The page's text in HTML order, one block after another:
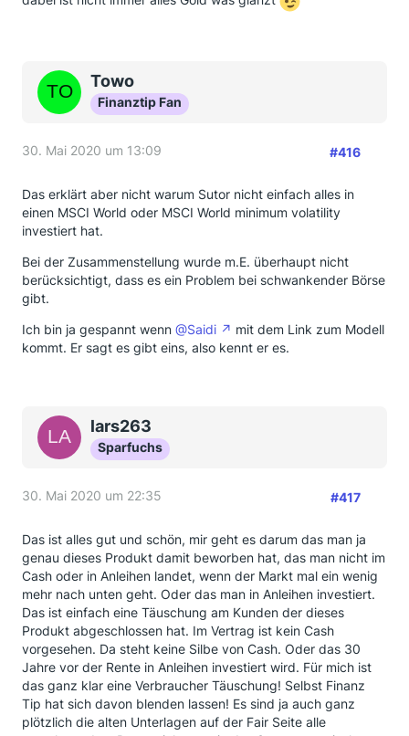
Towo
Finanztip Fan
30. Mai 2020 um 13:09 #416
Das erklärt aber nicht warum Sutor nicht einfach alles in
einen MSCI World oder MSCI World minimum volatility
investiert hat.
Bei der Zusammenstellung wurde m.E. überhaupt nicht
berücksichtigt, dass es ein Problem bei schwankender Börse
gibt.
Ich bin ja gespannt wenn @Saidi
mit dem Link zum Modell
kommt. Er sagt es gibt eins, also kennt er es.
lars263
Sparfuchs
30. Mai 2020 um 22:35 #417
Das ist alles gut und schön, mir geht es darum das man ja
genau dieses Produkt damit beworben hat, das man nicht im
Cash oder in Anleihen landet, wenn der Markt mal ein wenig
mehr nach unten geht. Oder das man in Anleihen investiert.
Das ist einfach eine Täuschung am Kunden der dieses
Produkt abgeschlossen hat. Im Vertrag ist kein Cash
vorgesehen. Da steht keine Silbe von Cash. Oder das 30
Jahre vor der Rente in Anleihen investiert wird. Für mich ist
das ganz klar eine Verbraucher Täuschung! Selbst Finanz
Tip hat sich davon blenden lassen! Es sind ja auch ganz
plötzlich die alten Unterlagen auf der Fair Seite alle